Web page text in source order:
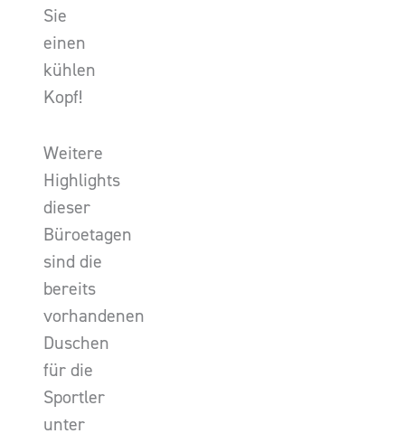
Sie
einen
kühlen
Kopf!
Weitere
Highlights
dieser
Büroetagen
sind die
bereits
vorhandenen
Duschen
für die
Sportler
unter